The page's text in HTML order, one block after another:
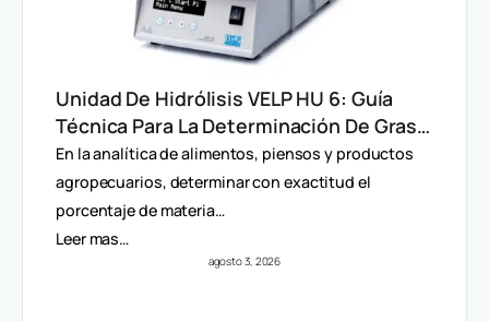
Unidad De Hidrólisis VELP HU 6: Guía
Técnica Para La Determinación De Grasa
Total En Alimentos
En la analítica de alimentos, piensos y productos
agropecuarios, determinar con exactitud el
porcentaje de materia…
Leer mas…
agosto 3, 2026